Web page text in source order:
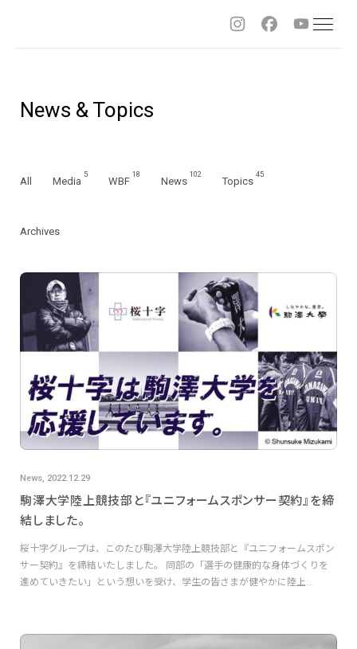
桜
字
News & Topics
All Media
5
WBF
18
News
102
Topics
45
Archives
News, 2022.12.29
駒澤大学陸上競技部と『ユニフォームスポンサー契約』を締
結しました。
桜十字グループは、このたび駒澤大学陸上競技部と『ユニフォームスポン
サー契約』を締結いたしました。 同部の「選手の健康的な身体づくりを
進めていきたい」という想いを受け、学生の皆さまが健やかに陸上...